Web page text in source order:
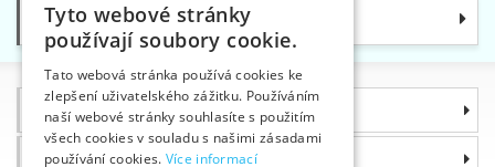
Kategorie
Informace
Proč si zvolit právě nás
ENGLISH
GERMAN
Tyto webové stránky
používají soubory cookie.
Tato webová stránka používá cookies ke
zlepšení uživatelského zážitku. Používáním
naší webové stránky souhlasíte s použitím
všech cookies v souladu s našimi zásadami
používání cookies. Více informací